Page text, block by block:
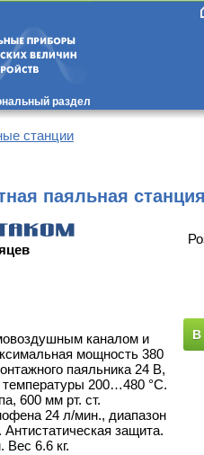
раздел
станции
паяльная станция
каналом и
мощность 380
паяльника 24 В,
200…480 °C.
600 мм рт. ст.
24 л/мин., диапазон
защита.
6.6 кг.
В